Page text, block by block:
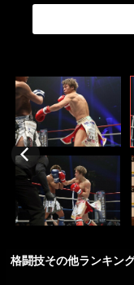
格闘技その他ランキン